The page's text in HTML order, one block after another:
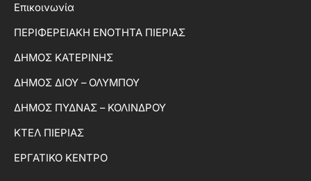
Επικοινωνία
ΠΕΡΙΦΕΡΕΙΑΚΗ ΕΝΟΤΗΤΑ ΠΙΕΡΙΑΣ
ΔΗΜΟΣ ΚΑΤΕΡΙΝΗΣ
ΔΗΜΟΣ ΔΙΟΥ – ΟΛΥΜΠΟΥ
ΔΗΜΟΣ ΠΥΔΝΑΣ – ΚΟΛΙΝΔΡΟΥ
ΚΤΕΛ ΠΙΕΡΙΑΣ
ΕΡΓΑΤΙΚΟ ΚΕΝΤΡΟ